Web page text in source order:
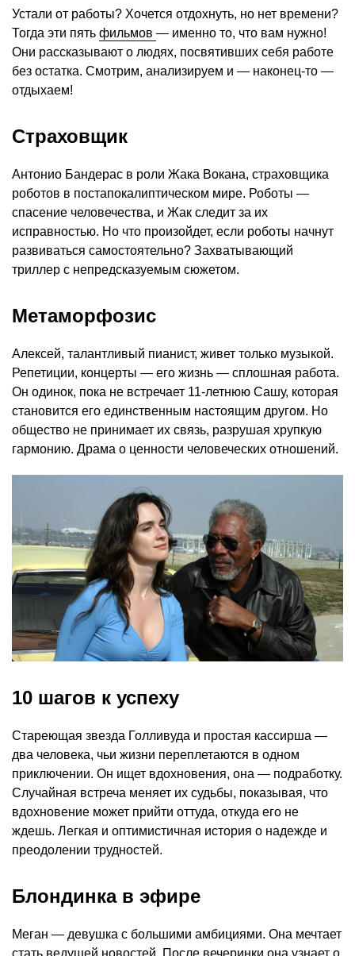
Устали от работы? Хочется отдохнуть, но нет времени?
Тогда эти пять фильмов — именно то, что вам нужно!
Они рассказывают о людях, посвятивших себя работе
без остатка. Смотрим, анализируем и — наконец-то —
отдыхаем!
Страховщик
Антонио Бандерас в роли Жака Вокана, страховщика
роботов в постапокалиптическом мире. Роботы —
спасение человечества, и Жак следит за их
исправностью. Но что произойдет, если роботы начнут
развиваться самостоятельно? Захватывающий
триллер с непредсказуемым сюжетом.
Метаморфозис
Алексей, талантливый пианист, живет только музыкой.
Репетиции, концерты — его жизнь — сплошная работа.
Он одинок, пока не встречает 11-летнюю Сашу, которая
становится его единственным настоящим другом. Но
общество не принимает их связь, разрушая хрупкую
гармонию. Драма о ценности человеческих отношений.
10 шагов к успеху
Стареющая звезда Голливуда и простая кассирша —
два человека, чьи жизни переплетаются в одном
приключении. Он ищет вдохновения, она — подработку.
Случайная встреча меняет их судьбы, показывая, что
вдохновение может прийти оттуда, откуда его не
ждешь. Легкая и оптимистичная история о надежде и
преодолении трудностей.
Блондинка в эфире
Меган — девушка с большими амбициями. Она мечтает